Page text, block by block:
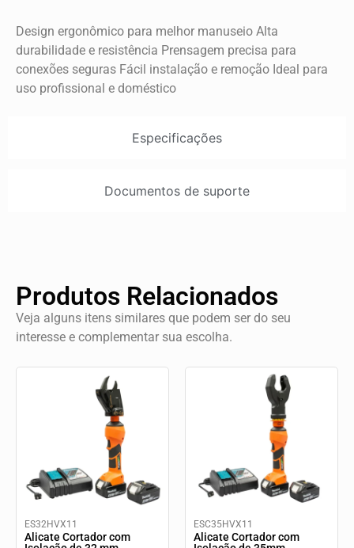
Especificações
Documentos de suporte
Design ergonômico para melhor manuseio Alta
durabilidade e resistência Prensagem precisa para
conexões seguras Fácil instalação e remoção Ideal para
uso profissional e doméstico
Produtos Relacionados
Veja alguns itens similares que podem ser do seu
interesse e complementar sua escolha.
ES32HVX11
Alicate Cortador com
ESC35HVX11
Alicate Cortador com